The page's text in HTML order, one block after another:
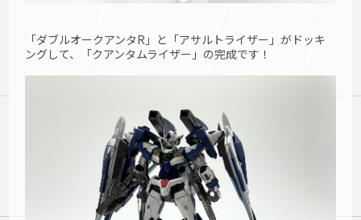
「ダブルオークアンタR」と「アサルトライザー」がドッキ
ングして、「クアンタムライザー」の完成です！